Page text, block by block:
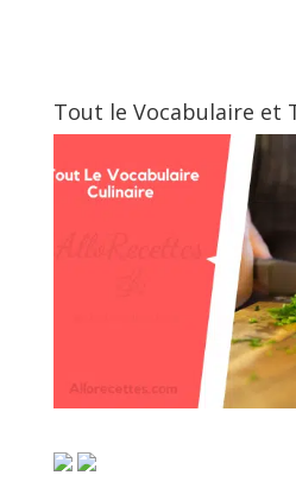
Tout le Vocabulaire et